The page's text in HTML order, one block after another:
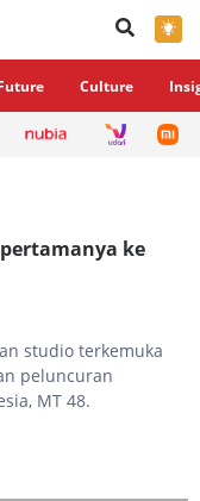
×
Culture
ke
studio terkemuka
peluncuran
MT 48.